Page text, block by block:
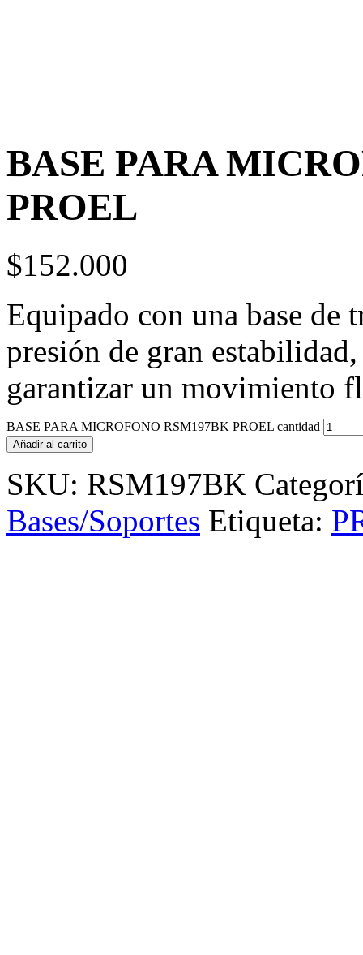
BASE PARA
PROEL
$152.000
Equipado con una base
presión de gran
garantizar un movimiento
BASE PARA MICROFONO RSM197BK PROEL cantidad
Añadir al carrito
SKU: RSM197BK
Bases/Soportes Etiqueta: